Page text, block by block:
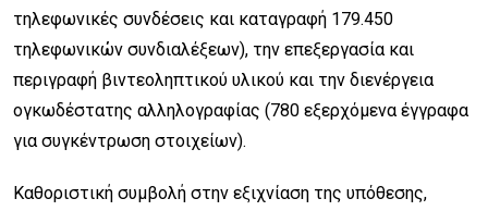
τηλεφωνικές συνδέσεις και καταγραφή 179.450
τηλεφωνικών συνδιαλέξεων), την επεξεργασία και
περιγραφή βιντεοληπτικού υλικού και την διενέργεια
ογκωδέστατης αλληλογραφίας (780 εξερχόμενα έγγραφα
για συγκέντρωση στοιχείων).
Καθοριστική συμβολή στην εξιχνίαση της υπόθεσης,